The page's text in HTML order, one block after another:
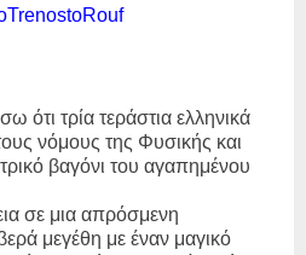
toRouf
ότι τρία τεράστια ελληνικά
νόμους της Φυσικής και
βαγόνι του αγαπημένου
σε μια απρόσμενη
μεγέθη με έναν μαγικό